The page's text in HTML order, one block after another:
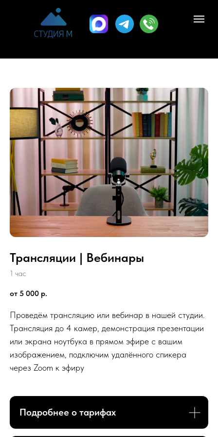
Трансляции | Вебинары
1 час
от 5 000 р.
Проведём трансляцию или вебинар в нашей студии.
Трансляция до 4 камер, демонстрация презентации
или экрана ноутбука в прямом эфире с вашим
изображением, подключим удалённого спикера
через Zoom к эфиру
Подробнее о тарифах